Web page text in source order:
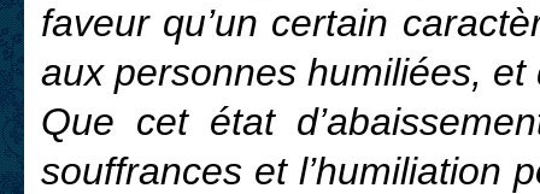
faveur qu’un certain
aux personnes humiliées,
Que cet état
souffrances et l’humiliation